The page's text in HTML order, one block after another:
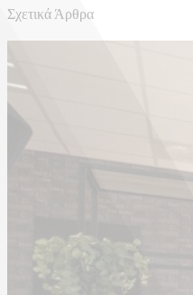
Σχετικά Άρθρα